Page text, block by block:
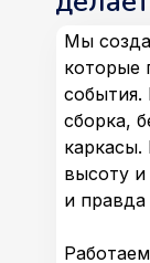
Мы
которые
события.
сборка,
высоту
и правда